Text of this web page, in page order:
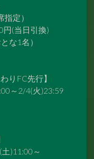
定）
円(当日引換)
な1名）
りFC先行】
～2/4(火)23:59
)11:00～